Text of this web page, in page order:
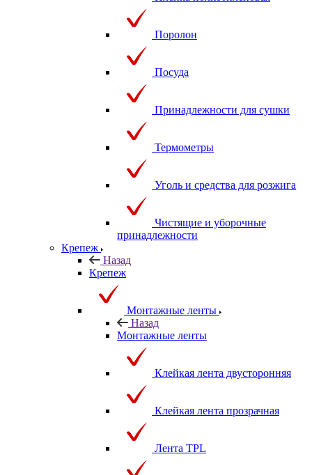
Поролон
Посуда
Принадлежности для сушки
Термометры
Уголь и средства для розжига
Чистящие и уборочные
принадлежности
Крепеж
Назад
Крепеж
Монтажные ленты
Назад
Монтажные ленты
Клейкая лента двусторонняя
Клейкая лента прозрачная
Лента TPL